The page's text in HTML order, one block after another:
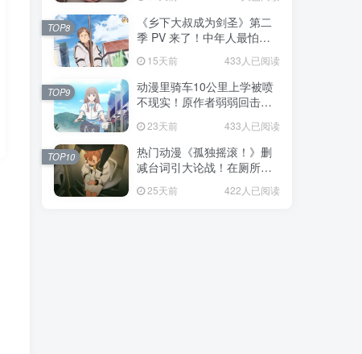
福！
《乡下大叔成为剑圣》第二
季 PV 来了！中年人最怕的
不是变老，而是没人愿意再
相信你！
15天前 433人已阅读
TOP8
动漫里骑车10公里上学被喷
不现实！原作者弱弱回击：
常通勤！
23天前 433人已阅读
TOP9
热门动漫《孤独摇滚！》删
减台词引大论战！在厕所吃
现充！
25天前 422人已阅读
TOP10